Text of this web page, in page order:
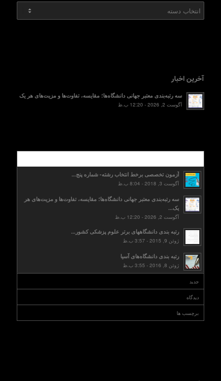
دسته‌ها
آخرین اخبار
سه رتبه‌بندی معتبر جهانی دانشگاه‌ها؛ مقایسه، تفاوت‌ها و مزیت‌های هر یک
آگوست 2, 2026 - 12:20 ب.ظ
آزمون تخصصی برخط انتخاب رشته- شماره پنج...
آگوست 3, 2018 - 8:04 ب.ظ
سه رتبه‌بندی معتبر جهانی دانشگاه‌ها؛ مقایسه، تفاوت‌ها و مزیت‌های هر
یک...
آگوست 2, 2026 - 12:20 ب.ظ
رتبه بندی دانشگاههای برتر علوم پزشکی کشور...
ژوئن 9, 2015 - 3:57 ب.ظ
رتبه بندی دانشگاه‌های آسیا
ژوئن 8, 2016 - 3:55 ب.ظ
جدید
دیدگاه
برچسب ها